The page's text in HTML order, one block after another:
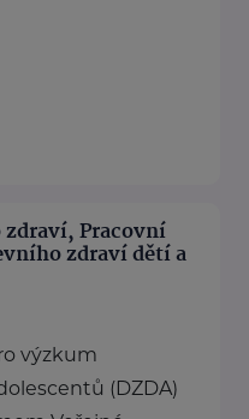
Pracovní
zdraví dětí a
výzkum
(DZDA)